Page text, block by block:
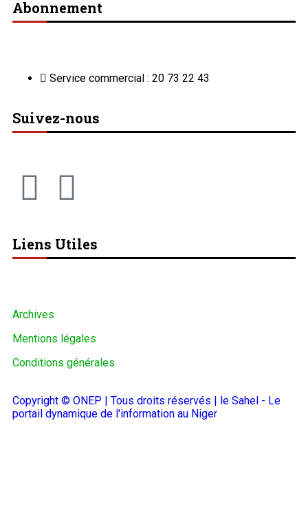
Abonnement
Service commercial : 20 73 22 43
Suivez-nous
Liens Utiles
Archives
Mentions légales
Conditions générales
Copyright © ONEP | Tous droits réservés | le Sahel - Le
portail dynamique de l'information au Niger